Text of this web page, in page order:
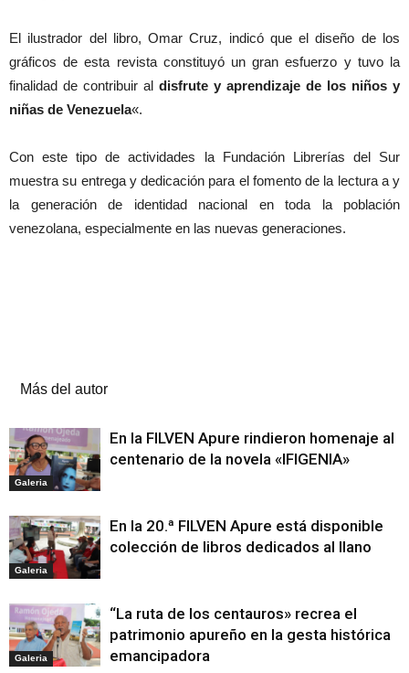
El ilustrador del libro, Omar Cruz, indicó que el diseño de los
gráficos de esta revista constituyó un gran esfuerzo y tuvo la
finalidad de contribuir al disfrute y aprendizaje de los niños y
niñas de Venezuela«.
Con este tipo de actividades la Fundación Librerías del Sur
muestra su entrega y dedicación para el fomento de la lectura a y
la generación de identidad nacional en toda la población
venezolana, especialmente en las nuevas generaciones.
Más del autor
Galeria
En la FILVEN Apure rindieron homenaje al
centenario de la novela «IFIGENIA»
Galeria
En la 20.ª FILVEN Apure está disponible
colección de libros dedicados al llano
Galeria
“La ruta de los centauros» recrea el
patrimonio apureño en la gesta histórica
emancipadora